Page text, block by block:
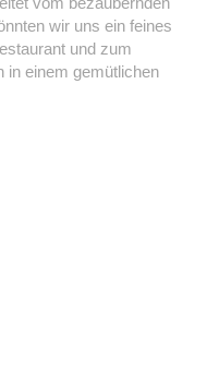
wir uns ein feines
und zum
in einem gemütlichen